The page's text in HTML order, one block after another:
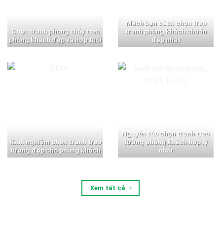
Chọn tranh phong thủy treo
phòng khách đẹp và hợp tuổi
Mách bạn cách chọn treo
tranh phòng khách chuẩn
đẹp nhất
Kinh nghiệm chọn tranh treo
tường đẹp cho phòng khách
Nguyên tắc chọn tranh treo
tường phòng khách hợp lý
nhất
Xem tất cả